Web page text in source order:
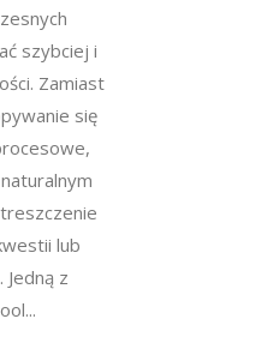
szybciej i
Zamiast
się
lub
z